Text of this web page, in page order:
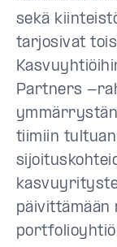
sekä
tarjosivat
Partners -
tiimiin
päivittämään